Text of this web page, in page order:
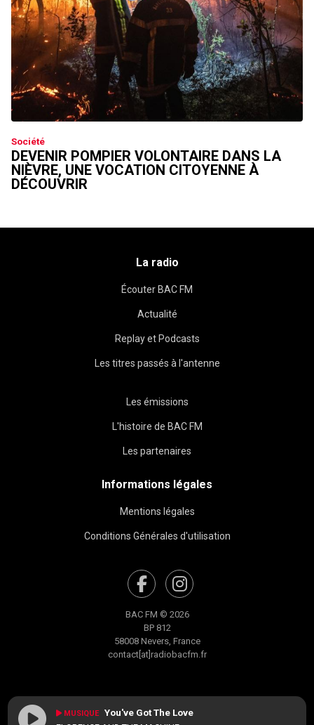
Société
DEVENIR POMPIER VOLONTAIRE DANS LA
NIÈVRE, UNE VOCATION CITOYENNE À
DÉCOUVRIR
La radio
Écouter BAC FM
Actualité
Replay et Podcasts
Les titres passés à l'antenne
Les émissions
L'histoire de BAC FM
Les partenaires
Informations légales
Mentions légales
Conditions Générales d'utilisation
BAC FM © 2026
BP 812
58008 Nevers, France
contact[at]radiobacfm.fr
MUSIQUE You've Got The Love